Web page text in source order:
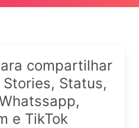
compartilhar
Status,
e TikTok